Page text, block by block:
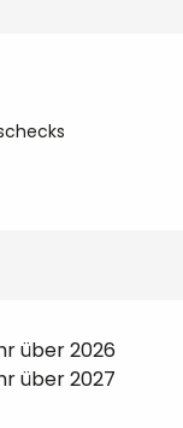
über 2026
über 2027